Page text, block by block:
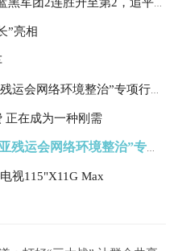
”亮相
正在成为一种刚需
视115"X11G Max